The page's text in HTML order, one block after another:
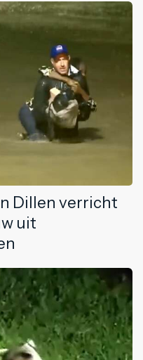
Dillen verricht
uit